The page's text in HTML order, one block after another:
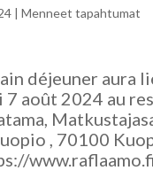
| Menneet tapahtumat
déjeuner aura
7 août 2024 au
, 70100